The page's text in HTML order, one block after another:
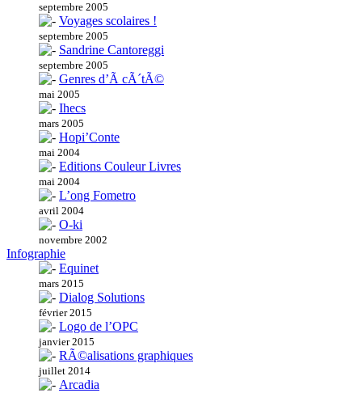
septembre 2005
Voyages scolaires !
septembre 2005
Sandrine Cantoreggi
septembre 2005
Genres d’Ã cÃ´tÃ©
mai 2005
Ihecs
mars 2005
Hopi’Conte
mai 2004
Editions Couleur Livres
mai 2004
L’ong Fometro
avril 2004
O-ki
novembre 2002
Infographie
Equinet
mars 2015
Dialog Solutions
février 2015
Logo de l’OPC
janvier 2015
RÃ©alisations graphiques
juillet 2014
Arcadia